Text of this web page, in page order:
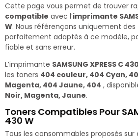
Cette page vous permet de trouver
compatible avec l’imprimante
W. Nous référençons uniquement
parfaitement adaptés à ce modèle,
fiable et sans erreur.
L’imprimante SAMSUNG XPRESS C
les toners 404 couleur, 404 Cyan,
Magenta, 404 Jaune, 404 ,
Noir, Magenta, Jaune.
Toners Compatibles Pour
430 W
Tous les consommables proposés